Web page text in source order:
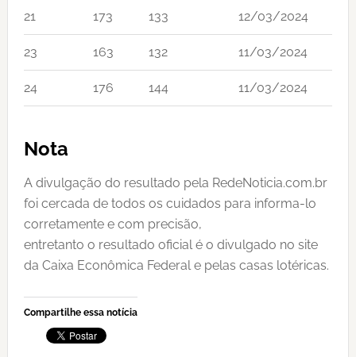
21 173 133 12/03/2024
23 163 132 11/03/2024
24 176 144 11/03/2024
Nota
A divulgação do resultado pela RedeNoticia.com.br
foi cercada de todos os cuidados para informa-lo
corretamente e com precisão,
entretanto o resultado oficial é o divulgado no site
da Caixa Econômica Federal e pelas casas lotéricas.
Compartilhe essa notícia